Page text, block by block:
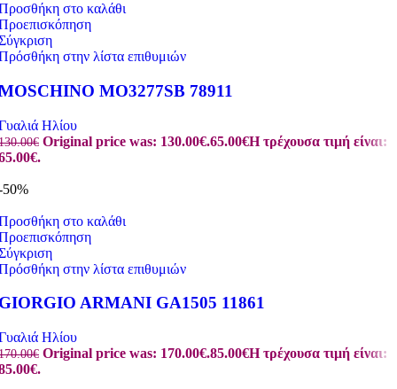
στο καλάθι
στην λίστα επιθυμιών
MO3277SB 78911
Ηλίου
€ Original price was: 130.00€.65.00€Η τρέχουσα τιμή είναι:
50%
στο καλάθι
στην λίστα επιθυμιών
ARMANI GA1505 11861
Ηλίου
€ Original price was: 170.00€.85.00€Η τρέχουσα τιμή είναι: